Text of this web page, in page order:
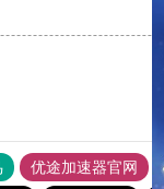
优途加速器官网